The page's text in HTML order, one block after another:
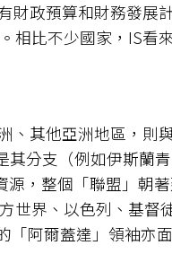
政預算和財務發展
比不少國家，IS看
其他亞洲地區，則
分支（例如伊斯蘭
，整個「聯盟」朝
界、以色列、基督
阿爾蓋達」領袖亦